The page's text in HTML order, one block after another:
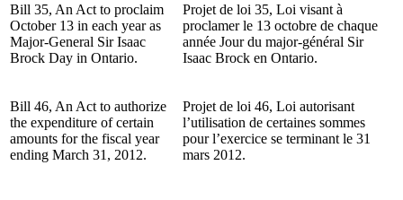
Bill 35, An Act to proclaim
October 13 in each year as
Major-General Sir Isaac
Brock Day in Ontario.
Projet de loi 35, Loi visant à
proclamer le 13 octobre de chaque
année Jour du major-général Sir
Isaac Brock en Ontario.
Bill 46, An Act to authorize
the expenditure of certain
amounts for the fiscal year
ending March 31, 2012.
Projet de loi 46, Loi autorisant
l’utilisation de certaines sommes
pour l’exercice se terminant le 31
mars 2012.